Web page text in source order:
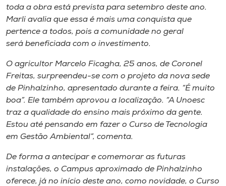
Selecione
toda a obra está prevista para setembro deste ano.
Marli avalia que essa é mais uma conquista que
pertence a todos, pois a comunidade no geral
será beneficiada com o investimento.
O agricultor Marcelo Ficagha, 25 anos, de Coronel
Freitas, surpreendeu-se com o projeto da nova sede
de Pinhalzinho, apresentado durante a feira. “É muito
boa”. Ele também aprovou a localização. “A Unoesc
traz a qualidade do ensino mais próximo da gente.
Estou até pensando em fazer o Curso de Tecnologia
em Gestão Ambiental”, comenta.
De forma a antecipar e comemorar as futuras
instalações, o Campus aproximado de Pinhalzinho
oferece, já no início deste ano, como novidade, o Curso